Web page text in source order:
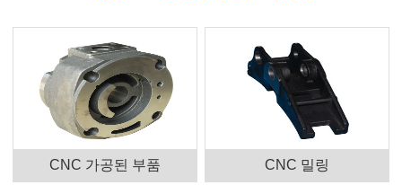
CNC 가공된 부품 CNC 밀링